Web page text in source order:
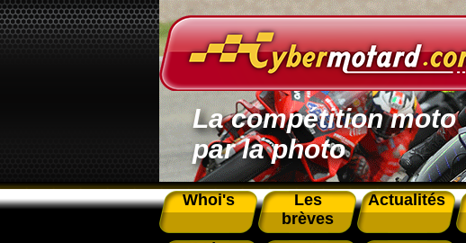
La compétition moto
par la photo
Whoi's
Les
brèves
Actualités